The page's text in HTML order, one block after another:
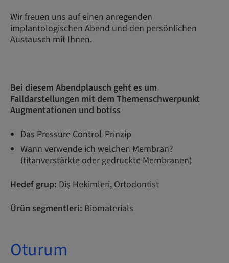
Wir freuen uns auf einen anregenden
implantologischen Abend und den persönlichen
Austausch mit Ihnen.
Bei diesem Abendplausch geht es um
Falldarstellungen mit dem Themenschwerpunkt
Augmentationen und botiss
Das Pressure Control-Prinzip
Wann verwende ich welchen Membran?
(titanverstärkte oder gedruckte Membranen)
Hedef grup: Diş Hekimleri, Ortodontist
Ürün segmentleri: Biomaterials
Oturum